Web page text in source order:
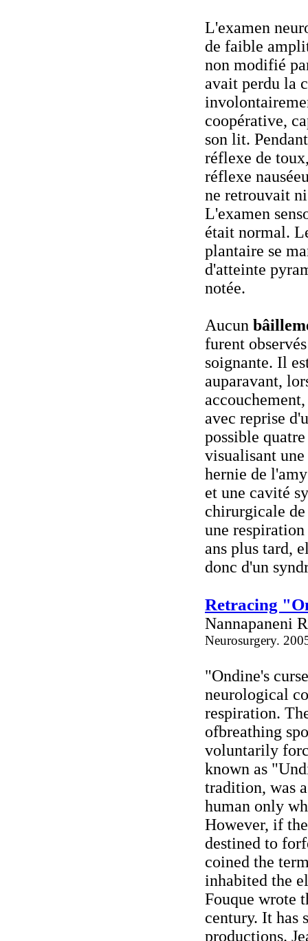
L'examen
de faible
non modifié
avait perdu la
coopérative,
son lit.
réflexe de
réflexe
ne retrouvait
L'examen
était normal.
plantaire se
d'atteinte
notée.
Aucun
furent
soignante. Il
auparavant,
avec reprise
possible
visualisant
hernie de
et une cavité
chirurgicale
une
ans plus tard,
donc d'un
Retracing
Nannapaneni
Neurosurgery.
"Ondine's
neurological
respiration.
ofbreathing
voluntarily
known as
tradition, was
human only
However, if
destined to
coined the
inhabited the
Fouque wrote
century. It has
productions.